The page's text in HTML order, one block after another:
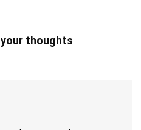
your thoughts